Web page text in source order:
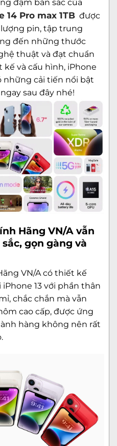
đậm bản sắc của
14 Pro max 1TB được
pin, tập trung
đến những thước
thuật và đạt chuẩn
kế và cấu hình, iPhone
những cải tiến nổi bật
sau đây nhé!
Hãng VN/A vẫn
gọn gàng và
VN/A có thiết kế
iPhone 13 với phần thân
chắc chắn mà vẫn
cao cấp, được ứng
hàng không nên rất